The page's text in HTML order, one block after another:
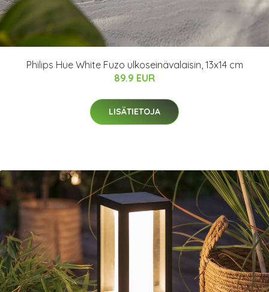
Philips Hue White Fuzo ulkoseinävalaisin, 13x14 cm
89.9 EUR
LISÄTIETOJA